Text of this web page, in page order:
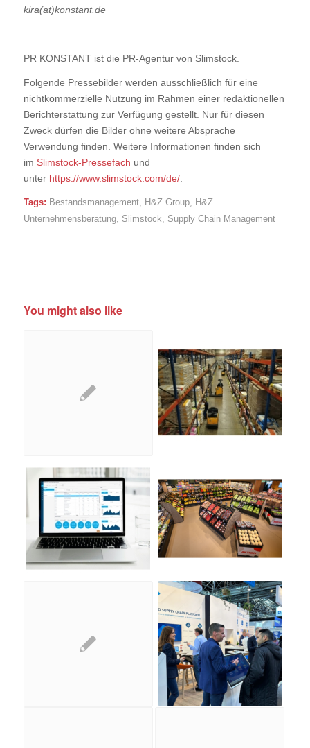
kira(at)konstant.de
PR KONSTANT ist die PR-Agentur von Slimstock.
Folgende Pressebilder werden ausschließlich für eine
nichtkommerzielle Nutzung im Rahmen einer redaktionellen
Berichterstattung zur Verfügung gestellt. Nur für diesen
Zweck dürfen die Bilder ohne weitere Absprache
Verwendung finden. Weitere Informationen finden sich
im Slimstock-Pressefach und
unter https://www.slimstock.com/de/.
Tags: Bestandsmanagement, H&Z Group, H&Z
Unternehmensberatung, Slimstock, Supply Chain Management
You might also like